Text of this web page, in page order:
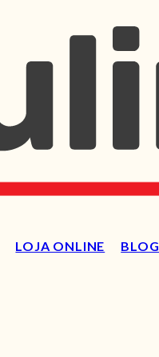
LOJA ONLINE BLOG